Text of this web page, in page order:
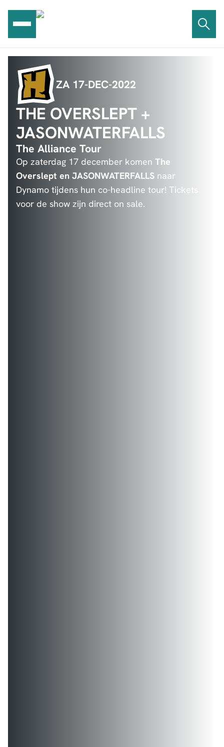
inhoud
ZA 17-DEC-2022
THE OVERSLEPT +
JASONWATERFALLS
The Alliance Tour
Op zaterdag 17 december komen The
Overslept en JASONWATERFALLS naar
Dynamo tijdens hun co-headline tour! Tickets
voor de show zijn direct on sale.